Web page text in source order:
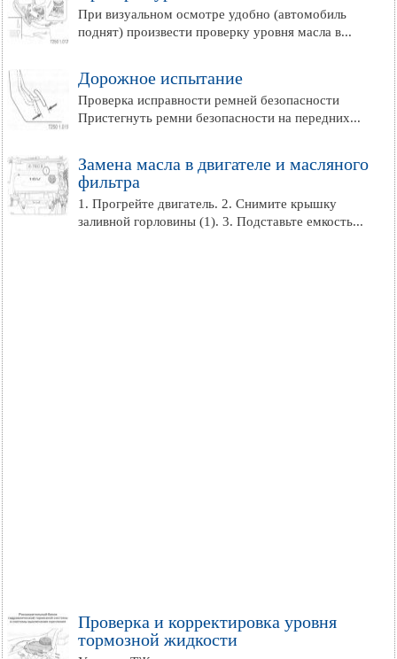
При визуальном осмотре удобно (автомобиль
поднят) произвести проверку уровня масла в...
Дорожное испытание
Проверка исправности ремней безопасности
Пристегнуть ремни безопасности на передних...
Замена масла в двигателе и масляного
фильтра
1. Прогрейте двигатель. 2. Снимите крышку
заливной горловины (1). 3. Подставьте емкость...
Проверка и корректировка уровня
тормозной жидкости